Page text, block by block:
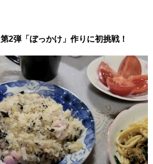
2弾「ぼっかけ」作りに初挑戦！